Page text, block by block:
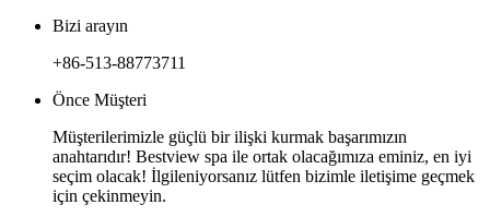
Bizi arayın
+86-513-88773711
Önce Müşteri
Müşterilerimizle güçlü bir ilişki kurmak başarımızın
anahtarıdır! Bestview spa ile ortak olacağımıza eminiz, en iyi
seçim olacak! İlgileniyorsanız lütfen bizimle iletişime geçmek
için çekinmeyin.